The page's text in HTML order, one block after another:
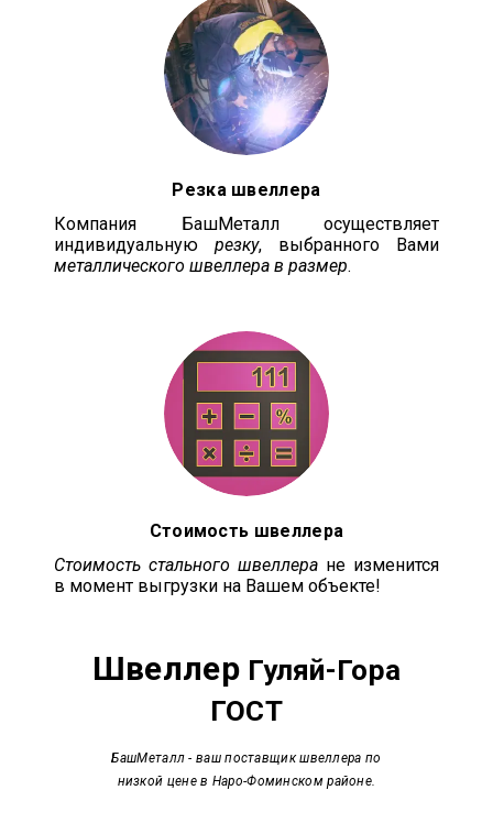
Резка швеллера
Компания БашМеталл осуществляет
индивидуальную резку, выбранного Вами
металлического швеллера в размер.
Стоимость швеллера
Стоимость стального швеллера не изменится
в момент выгрузки на Вашем объекте!
Швеллер Гуляй-Гора
ГОСТ
БашМеталл - ваш поставщик швеллера по
низкой цене в Наро-Фоминском районе.